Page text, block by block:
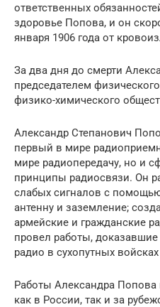
ответственных
здоровье Попова, и он
января 1906 года от
За два дня до смерти
председателем
физико-химического
Александр Степанович
первый в мире
мире радиопередачу, но и
принципы радиосвязи. Он
слабых сигналов с
антенну и заземление;
армейские и гражданские
провел работы,
радио в сухопутных
Работы Александра
как в России, так и за